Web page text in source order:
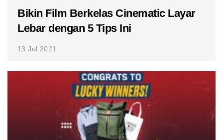
Bikin Film Berkelas Cinematic Layar
Lebar dengan 5 Tips Ini
13 Jul 2021